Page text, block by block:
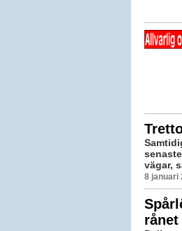
vägar,
8 januari
rånet